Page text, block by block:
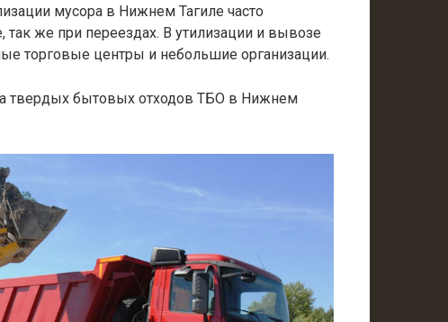
мусора в Нижнем Тагиле часто
так же при переездах. В утилизации и вывозе
торговые центры и небольшие организации.
твердых бытовых отходов ТБО в Нижнем